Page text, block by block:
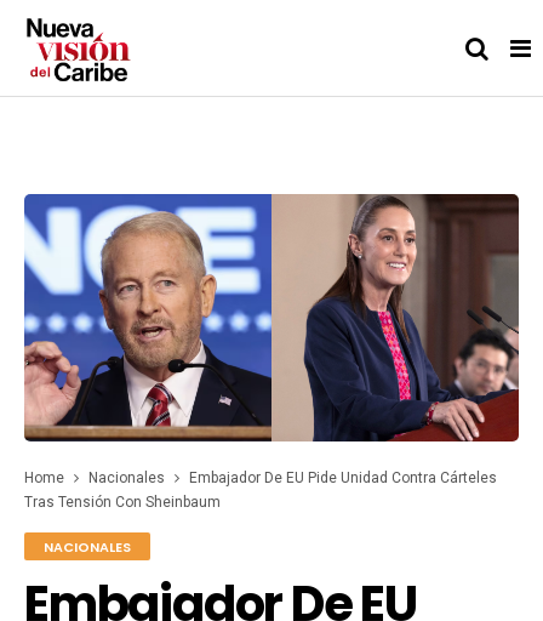
Home Nacionales
Embajador De EU Pide Unidad Contra Cárteles
Tras Tensión Con Sheinbaum
NACIONALES
Embajador De EU